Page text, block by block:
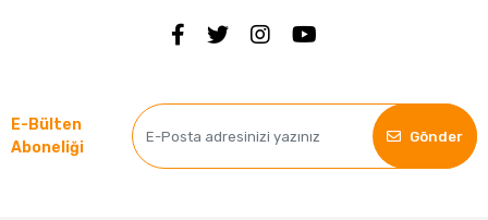
E-Bülten
Aboneliği
Gönder